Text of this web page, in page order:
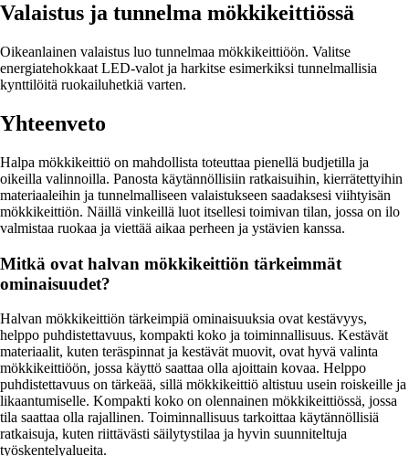
Valaistus ja tunnelma mökkikeittiössä
Oikeanlainen valaistus luo tunnelmaa mökkikeittiöön. Valitse
energiatehokkaat LED-valot ja harkitse esimerkiksi tunnelmallisia
kynttilöitä ruokailuhetkiä varten.
Yhteenveto
Halpa mökkikeittiö on mahdollista toteuttaa pienellä budjetilla ja
oikeilla valinnoilla. Panosta käytännöllisiin ratkaisuihin, kierrätettyihin
materiaaleihin ja tunnelmalliseen valaistukseen saadaksesi viihtyisän
mökkikeittiön. Näillä vinkeillä luot itsellesi toimivan tilan, jossa on ilo
valmistaa ruokaa ja viettää aikaa perheen ja ystävien kanssa.
Mitkä ovat halvan mökkikeittiön tärkeimmät
ominaisuudet?
Halvan mökkikeittiön tärkeimpiä ominaisuuksia ovat kestävyys,
helppo puhdistettavuus, kompakti koko ja toiminnallisuus. Kestävät
materiaalit, kuten teräspinnat ja kestävät muovit, ovat hyvä valinta
mökkikeittiöön, jossa käyttö saattaa olla ajoittain kovaa. Helppo
puhdistettavuus on tärkeää, sillä mökkikeittiö altistuu usein roiskeille ja
likaantumiselle. Kompakti koko on olennainen mökkikeittiössä, jossa
tila saattaa olla rajallinen. Toiminnallisuus tarkoittaa käytännöllisiä
ratkaisuja, kuten riittävästi säilytystilaa ja hyvin suunniteltuja
työskentelyalueita.